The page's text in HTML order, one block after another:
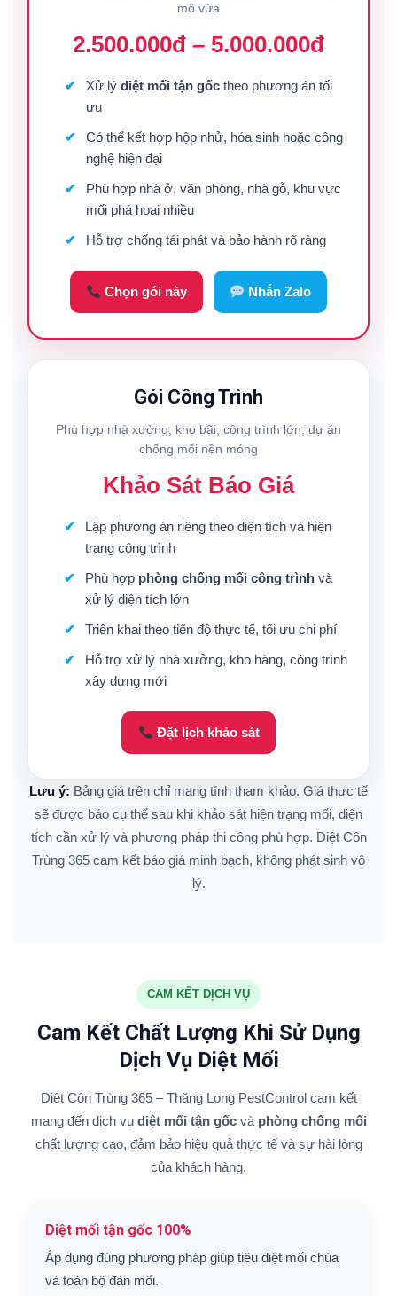
mô vừa
2.500.000đ – 5.000.000đ
Xử lý diệt mối tận gốctheo phương án tối
ưu
Có thể kết hợp hộp nhử, hóa sinh hoặc công
nghệ hiện đại
Phù hợp nhà ở, văn phòng, nhà gỗ, khu vực
mối phá hoại nhiều
Hỗ trợ chống tái phát và bảo hành rõ ràng
Chọn gói này Nhắn Zalo
Gói Công Trình
Phù hợp nhà xưởng, kho bãi, công trình lớn, dự án
chống mối nền móng
Khảo Sát Báo Giá
Lập phương án riêng theo diện tích và hiện
trạng công trình
Phù hợp phòng chống mối công trìnhvà
xử lý diện tích lớn
Triển khai theo tiến độ thực tế, tối ưu chi phí
Hỗ trợ xử lý nhà xưởng, kho hàng, công trình
xây dựng mới
Đặt lịch khảo sát
Lưu ý: Bảng giá trên chỉ mang tính tham khảo. Giá thực tế
sẽ được báo cụ thể sau khi khảo sát hiện trạng mối, diện
tích cần xử lý và phương pháp thi công phù hợp. Diệt Côn
Trùng 365 cam kết báo giá minh bạch, không phát sinh vô
lý.
CAM KẾT DỊCH VỤ
Cam Kết Chất Lượng Khi Sử Dụng
Dịch Vụ Diệt Mối
Diệt Côn Trùng 365 – Thăng Long PestControl cam kết
mang đến dịch vụ diệt mối tận gốcvà phòng chống mối
chất lượng cao, đảm bảo hiệu quả thực tế và sự hài lòng
của khách hàng.
Diệt mối tận gốc 100%
Áp dụng đúng phương pháp giúp tiêu diệt mối chúa
và toàn bộ đàn mối.